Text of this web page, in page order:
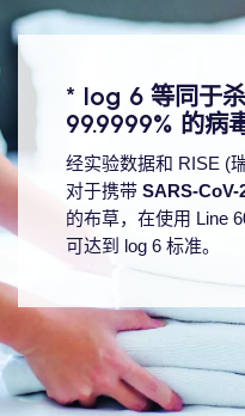
* log 6 等同于
99.9999% 的病
经实验数据和 RISE (
对于携带 SARS-CoV-
的布草，在使用 Line
可达到 log 6 标准。